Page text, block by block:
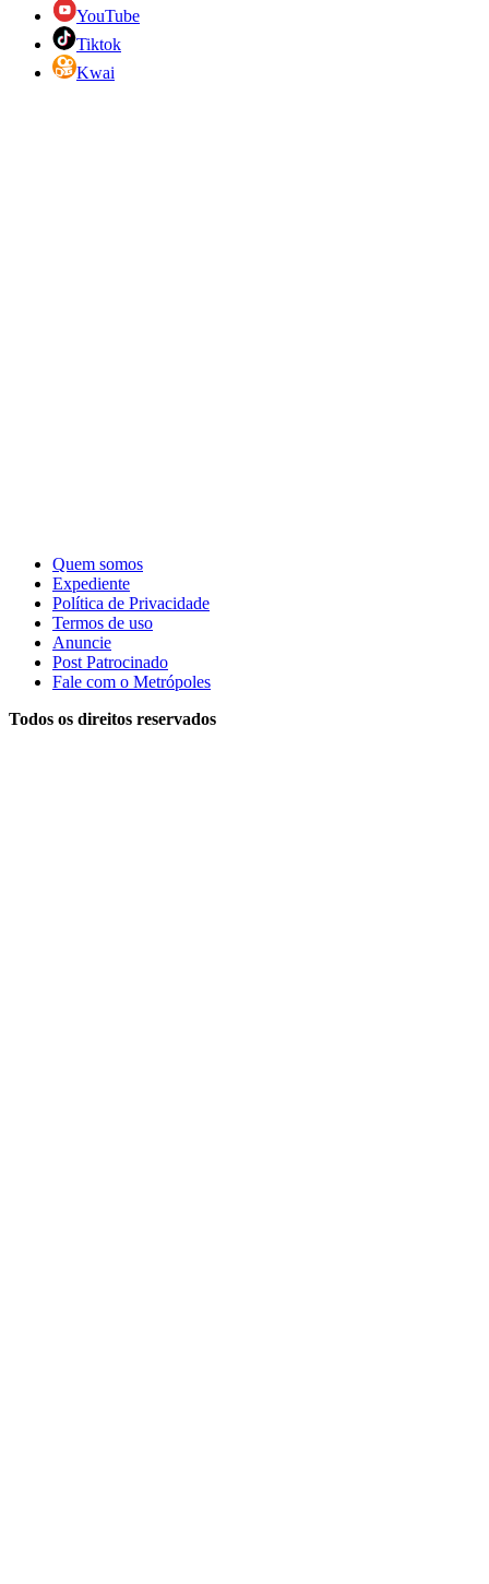
YouTube
Tiktok
Kwai
Quem somos
Expediente
Política de Privacidade
Termos de uso
Anuncie
Post Patrocinado
Fale com o Metrópoles
Todos os direitos reservados